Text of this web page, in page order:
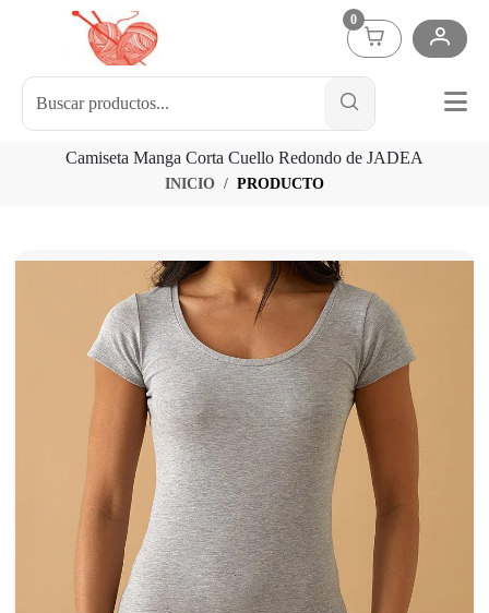
0
Camiseta Manga Corta Cuello Redondo de JADEA
INICIO PRODUCTO